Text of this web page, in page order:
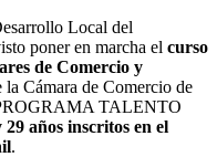
Local del
poner en marcha el curso
de Comercio y
la Cámara de Comercio de
TALENTO
años inscritos en el
.